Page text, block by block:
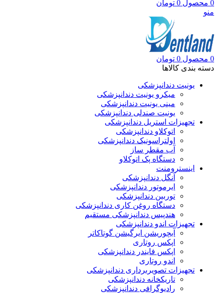
0 محصول 0 تومان
منو
0 محصول 0 تومان
دسته بندی کالاها
یونیت دندانپزشکی
میکرو یونیت دندانپزشکی
مینی یونیت دندانپزشکی
یونیت صندلی دندانپزشکی
تجهیزات استریل دندانپزشکی
اتوکلاو دندانپزشکی
اولتراسونیک دندانپزشکی
آب مقطر ساز
دستگاه پک اتوکلاو
اینسترومنت
آنگل دندانپزشکی
ایرموتور دندانپزشکی
توربین دندانپزشکی
دستگاه روغن کاری دندانپزشکی
هندپیس دندانپزشکی مستقیم
تجهیزات اندو دندانپزشکی
آبچوریشن ایرگیشن گوتاکاتر
اپکس روتاری
اپکس فایندر دندانپزشکی
اندو روتاری
تجهیزات تصویربرداری دندانپزشکی
تاریکخانه دندانپزشکی
رادیوگرافی دندانپزشکی